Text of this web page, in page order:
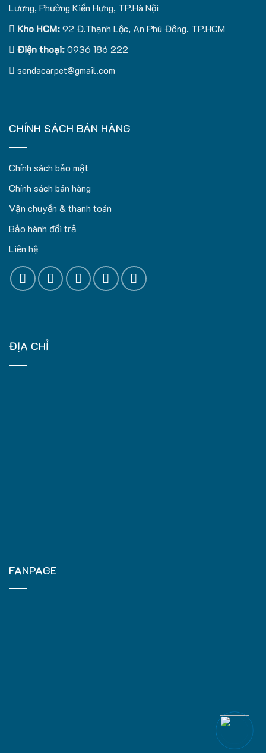
Lương, Phường Kiến Hưng, TP.Hà Nội
Kho HCM:92 Đ.Thạnh Lộc, An Phú Đông, TP.HCM
Điện thoại:0936 186 222
sendacarpet@gmail.com
CHÍNH SÁCH BÁN HÀNG
Chính sách bảo mật
Chính sách bán hàng
Vận chuyển & thanh toán
Bảo hành đổi trả
Liên hệ
ĐỊA CHỈ
FANPAGE